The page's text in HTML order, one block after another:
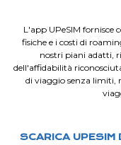
L'app UPeSIM fornisce
fisiche e i costi di
nostri piani adatti,
dell'affidabilità
di viaggio senza limiti,
SCARICA UPESIM